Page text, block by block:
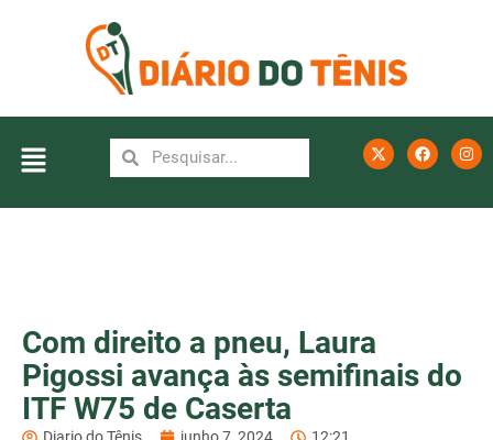
Com direito a pneu, Laura
Pigossi avança às semifinais do
ITF W75 de Caserta